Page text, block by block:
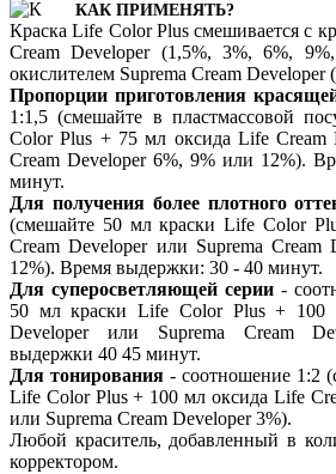
КАК ПРИМЕНЯТЬ?
Краска Life Color Plus смешивается с
Cream Developer (1,5%, 3%, 6%,
окислителем Suprema Cream Developer
Пропорции приготовления
1:1,5 (смешайте в пластмассовой
Color Plus + 75 мл оксида Life Cream
Cream Developer 6%, 9% или 12%).
минут.
Для получения более плотного
(смешайте 50 мл краски Life Color
Cream Developer или Suprema Cream
12%). Время выдержки: 30 - 40 минут.
Для суперосветляющей серии -
50 мл краски Life Color Plus + 100
Developer или Suprema Cream
выдержки 40 45 минут.
Для тонирования - соотношение 1:2
Life Color Plus + 100 мл оксида Life
или Suprema Cream Developer 3%).
Любой краситель, добавленный в
корректором.